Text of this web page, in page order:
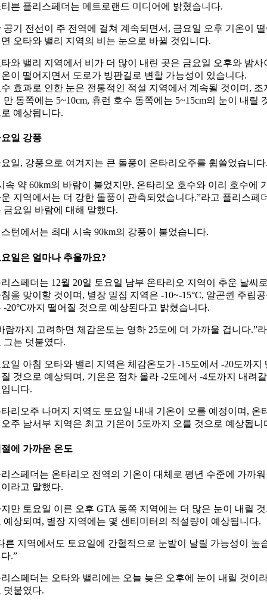
븐 플리스페더는 메트로랜드 미디어에 밝혔습니다.
공기 전선이 주 전역에 걸쳐 계속되면서, 금요일 오후 기온이
오타와 밸리 지역의 비는 눈으로 바뀔 것입니다.
와 밸리 지역에서 비가 더 많이 내린 곳은 금요일 오후와 밤사
이 떨어지면서 도로가 빙판길로 변할 가능성이 있습니다.
효과로 인한 눈은 전통적인 적설 지역에서 계속될 것이며, 조
만 동쪽에는 5~10cm, 휴런 호수 동쪽에는 5~15cm의 눈이 내릴
예상됩니다.
일 강풍
일, 강풍으로 여겨지는 큰 돌풍이 온타리오주를 휩쓸었습니다
속 약 60km의 바람이 불었지만, 온타리오 호수와 이리 호수에
지역에서는 더 강한 돌풍이 관측되었습니다.”라고 플리스페
금요일 바람에 대해 말했다.
턴에서는 최대 시속 90km의 강풍이 불었습니다.
일은 얼마나 추울까요?
스페더는 12월 20일 토요일 남부 온타리오 지역이 추운 날씨
을 맞이할 것이며, 별장 밀집 지역은 -10~-15°C, 알곤퀸 주립
-20°C까지 떨어질 것으로 예상된다고 밝혔습니다.
람까지 고려하면 체감온도는 영하 25도에 더 가까울 겁니다.”라
그는 덧붙였다.
일 아침 오타와 밸리 지역은 체감온도가 -15도에서 -20도까지
것으로 예상되며, 기온은 점차 올라 -2도에서 -4도까지 내려갈
니다.
리오주 나머지 지역도 토요일 내내 기온이 오를 예정이며, 온
주 남서부 지역은 최고 기온이 5도까지 오를 것으로 예상됩니
에 가까운 온도
스페더는 온타리오 전역의 기온이 대체로 평년 수준에 가까
라고 말했다.
만 토요일 이른 오후 GTA 동쪽 지역에는 더 많은 눈이 내릴
예상되며, 별장 지역에는 몇 센티미터의 적설량이 예상됩니다.
른 지역에서도 토요일에 간헐적으로 눈발이 날릴 가능성이 높
.”
스페더는 오타와 밸리에는 오늘 늦은 오후에 눈이 내릴 것이
덧붙였다.